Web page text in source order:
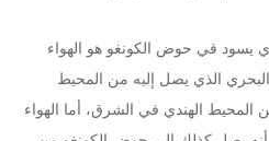
يسود في حوض الكونغو هو الهواء
الذي يصل إليه من المحيط
الهندي في الشرق، أما الهواء